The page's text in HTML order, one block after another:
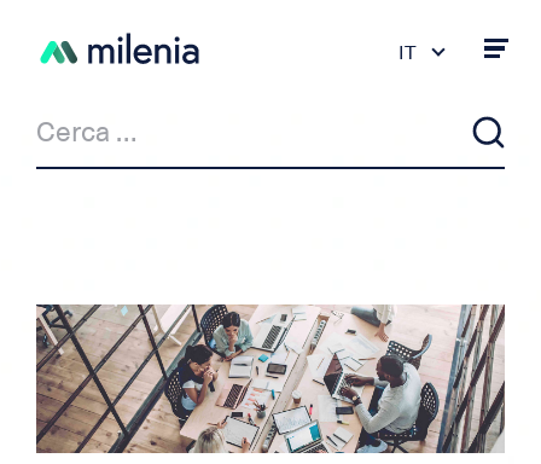
IT
Milenia & Co
Credito privato
Credito auto/moto